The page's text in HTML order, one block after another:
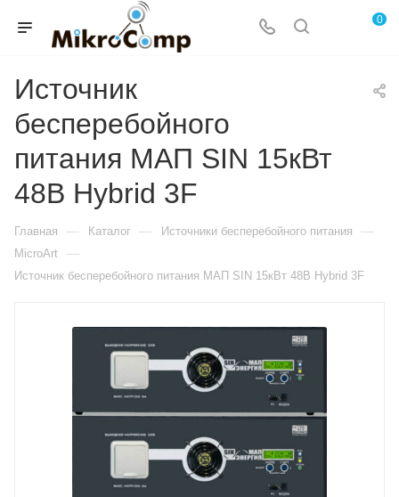
0
Источник
бесперебойного
питания МАП SIN 15кВт
48В Hybrid 3F
Главная — Каталог — Источники бесперебойного питания —
MicroArt —
Источник бесперебойного питания МАП SIN 15кВт 48В Hybrid 3F